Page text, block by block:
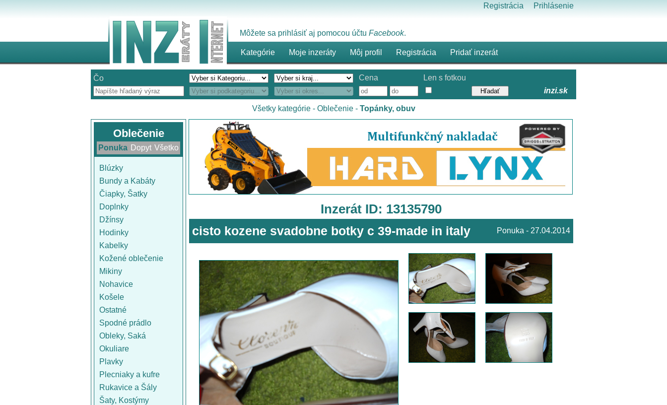
Registrácia Prihlásenie
Môžete sa prihlásiť aj pomocou účtu Facebook.
Kategórie Moje inzeráty Môj profil Registrácia Pridať inzerát
Čo Cena
Len s fotkou
inzi.sk
Všetky kategórie- Oblečenie- Topánky, obuv
Oblečenie
Ponuka Dopyt Všetko
Blúzky
Bundy a Kabáty
Čiapky, Šatky
Doplnky
Džínsy
Hodinky
Kabelky
Kožené oblečenie
Mikiny
Nohavice
Košele
Ostatné
Spodné prádlo
Obleky, Saká
Okuliare
Plavky
Plecniaky a kufre
Rukavice a Šály
Šaty, Kostýmy
Inzerát ID: 13135790
cisto kozene svadobne botky c 39-made in italy
Ponuka - 27.04.2014